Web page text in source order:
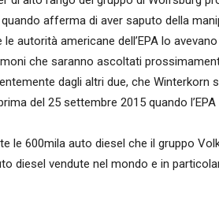
afferma di aver saputo della
autorità americane dell’EPA lo
che saranno ascoltati
dagli altri due, che Winterkorn
del 25 settembre 2015 quando l’EPA
le 600mila auto diesel che il gruppo
diesel vendute nel mondo e in